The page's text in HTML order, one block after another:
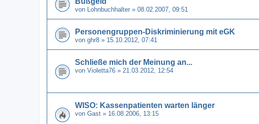
von Lohnbuchhalter » 08.02.2007, 09:51
Personengruppen-Diskriminierung mit eGK
von ghr8 » 15.10.2012, 07:41
Schließe mich der Meinung an...
von Violetta76 » 21.03.2012, 12:54
WISO: Kassenpatienten warten länger
von Gast » 16.08.2006, 13:15